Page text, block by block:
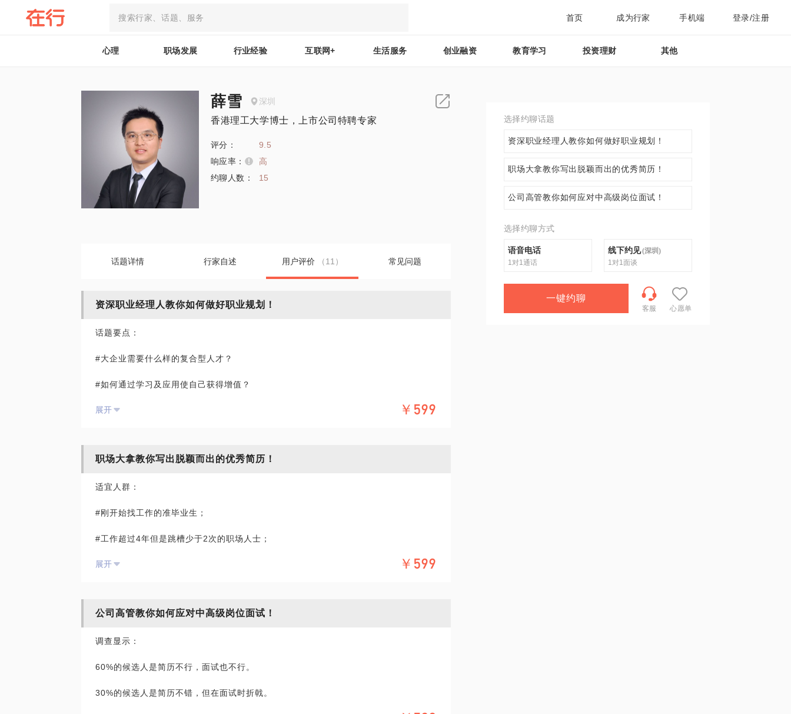
首页 成为行家 手机端 登录/注册
心理 职场发展 行业经验 互联网+ 生活服务 创业融资 教育学习 投资理财 其他
薛雪 深圳
香港理工大学博士，上市公司特聘专家
评分：
9.5
响应率：
高
约聊人数：
15
话题详情 行家自述 用户评价 （11） 常见问题
资深职业经理人教你如何做好职业规划！
话题要点：
#大企业需要什么样的复合型人才？
#如何通过学习及应用使自己获得增值？
#如何做好时间管理，应用好精进方法，在短时间内迅速见成效？
18)
* 中国注册公用设备工程师(2012)、中级工程师(2016)、高级工程师(双职称)(2018,20
* 九三学社社员(2016)、九三学社深圳市委科技专委会委员(2018至今)、中共深圳市南
5年人工智能算法应用经验，10年产品策划落地经验，10年软硬研发上线经验。香港理
展开 ￥599
职场大拿教你写出脱颖而出的优秀简历！
适宜人群：
#刚开始找工作的准毕业生；
#工作超过4年但是跳槽少于2次的职场人士；
#职场经历丰富，但简历缺乏亮点的职业人士。
话题要点：
#你知道简历如何撰写才能让雇主眼前一亮吗？
#你知道一份优质的简历需要具备哪些要素吗？
展开 ￥599
公司高管教你如何应对中高级岗位面试！
调查显示：
60%的候选人是简历不行，面试也不行。
30%的候选人是简历不错，但在面试时折戟。
选择约聊话题
资深职业经理人教你如何做好职业规划！
职场大拿教你写出脱颖而出的优秀简历！
公司高管教你如何应对中高级岗位面试！
选择约聊方式
语音电话
1对1通话
线下约见(深圳 )
1对1面谈
一键约聊
客服 心愿单